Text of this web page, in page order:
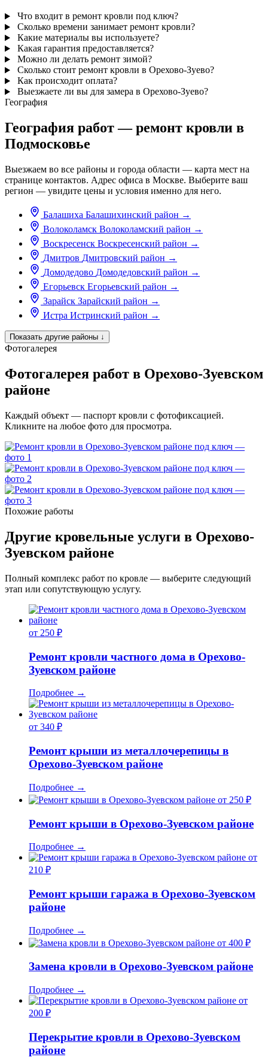
Что входит в ремонт кровли под ключ?
Сколько времени занимает ремонт кровли?
Какие материалы вы используете?
Какая гарантия предоставляется?
Можно ли делать ремонт зимой?
Сколько стоит ремонт кровли в Орехово-Зуево?
Как происходит оплата?
Выезжаете ли вы для замера в Орехово-Зуево?
География
География работ — ремонт кровли в
Подмосковье
Выезжаем во все районы и города области — карта мест на
странице контактов. Адрес офиса в Москве. Выберите ваш
регион — увидите цены и условия именно для него.
Балашиха Балашихинский район →
Волоколамск Волоколамский район →
Воскресенск Воскресенский район →
Дмитров Дмитровский район →
Домодедово Домодедовский район →
Егорьевск Егорьевский район →
Зарайск Зарайский район →
Истра Истринский район →
Показать другие районы ↓
Фотогалерея
Фотогалерея работ в Орехово-Зуевском
районе
Каждый объект — паспорт кровли с фотофиксацией.
Кликните на любое фото для просмотра.
Похожие работы
Другие кровельные услуги в Орехово-
Зуевском районе
Полный комплекс работ по кровле — выберите следующий
этап или сопутствующую услугу.
от 250 ₽
Ремонт кровли частного дома в Орехово-
Зуевском районе
Подробнее →
от 340 ₽
Ремонт крыши из металлочерепицы в
Орехово-Зуевском районе
Подробнее →
от 250 ₽
Ремонт крыши в Орехово-Зуевском районе
Подробнее →
от
210 ₽
Ремонт крыши гаража в Орехово-Зуевском
районе
Подробнее →
от 400 ₽
Замена кровли в Орехово-Зуевском районе
Подробнее →
от
200 ₽
Перекрытие кровли в Орехово-Зуевском
районе